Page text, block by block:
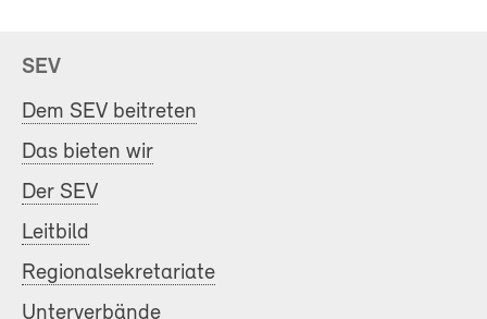
SEV
Dem SEV beitreten
Das bieten wir
Der SEV
Leitbild
Regionalsekretariate
Unterverbände